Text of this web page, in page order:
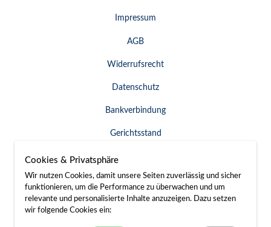
Impressum
AGB
Widerrufsrecht
Datenschutz
Bankverbindung
Gerichtsstand
Widerruf erklären
SERVICE & KONTAKT
Cookies & Privatsphäre
Wir nutzen Cookies, damit unsere Seiten zuverlässig und sicher
funktionieren, um die Performance zu überwachen und um
relevante und personalisierte Inhalte anzuzeigen. Dazu setzen
wir folgende Cookies ein: